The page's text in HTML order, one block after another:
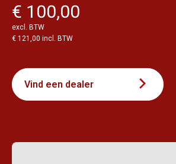
€ 100,00
excl. BTW
€ 121,00 incl. BTW
Vind een dealer